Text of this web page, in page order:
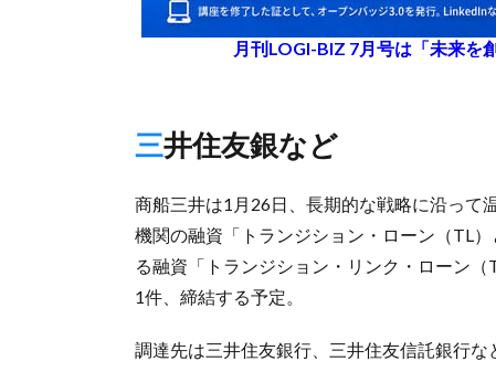
月刊LOGI-BIZ 7月号は「未来を
三井住友銀など
商船三井は1月26日、長期的な戦略に沿って
機関の融資「トランジション・ローン（TL
る融資「トランジション・リンク・ローン
1件、締結する予定。
調達先は三井住友銀行、三井住友信託銀行